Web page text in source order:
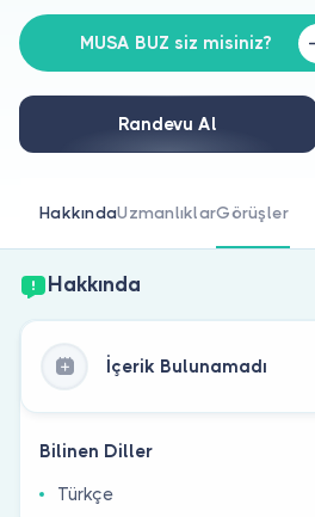
Doktorlar için
Doktor
MUSA BUZ siz misiniz?
Randevu Al
HakkındaUzmanlıklarGörüşler
Hakkında
İçerik Bulunamadı
Bilinen Diller
Türkçe